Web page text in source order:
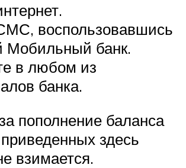
воспользовавшись
Мобильный банк.
в любом из
банка.
пополнение баланса
здесь
взимается.